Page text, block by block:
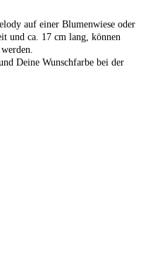
auf einer Blumenwiese oder
und ca. 17 cm lang, können
Deine Wunschfarbe bei der